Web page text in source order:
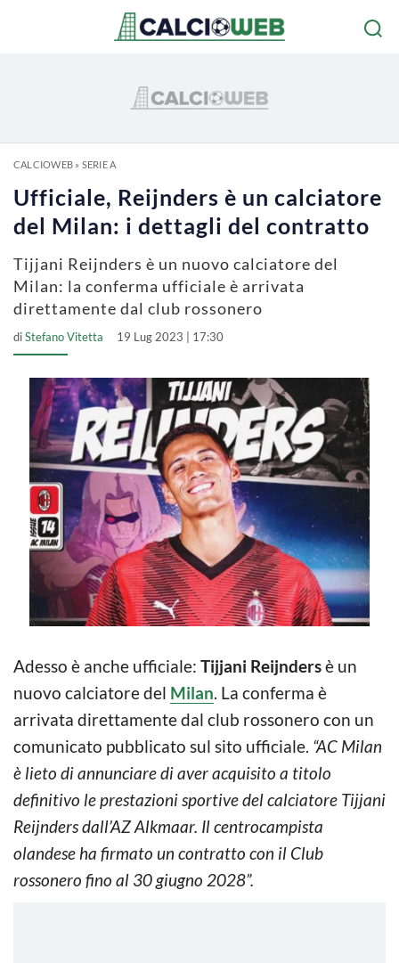
CALCIOWEB» SERIE A
Ufficiale, Reijnders è un calciatore
del Milan: i dettagli del contratto
Tijjani Reijnders è un nuovo calciatore del
Milan: la conferma ufficiale è arrivata
direttamente dal club rossonero
diStefano Vitetta 19 Lug 2023 | 17:30
Adesso è anche ufficiale: Tijjani Reijndersè un
nuovo calciatore del Milan. La conferma è
arrivata direttamente dal club rossonero con un
comunicato pubblicato sul sito ufficiale. “AC Milan
è lieto di annunciare di aver acquisito a titolo
definitivo le prestazioni sportive del calciatore Tijjani
Reijnders dall’AZ Alkmaar. Il centrocampista
olandese ha firmato un contratto con il Club
rossonero fino al 30 giugno 2028”.